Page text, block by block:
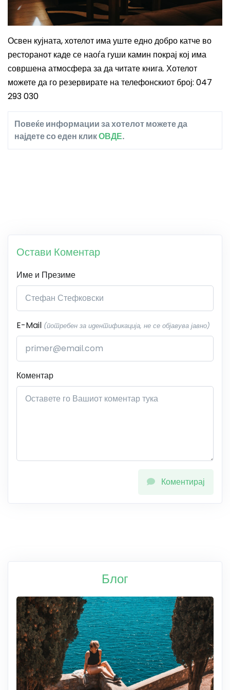
Освен кујната, хотелот има уште едно добро катче во
ресторанот каде се наоѓа гуши камин покрај кој има
совршена атмосфера за да читате книга. Хотелот
можете да го резервирате на телефонскиот број: 047
293 030
Повеќе информации за хотелот можете да
најдете со еден кликОВДЕ.
Остави Коментар
Име и Презиме
E-Mail (потребен за идентификација, не се објавува јавно)
Коментар
Коментирај
Блог